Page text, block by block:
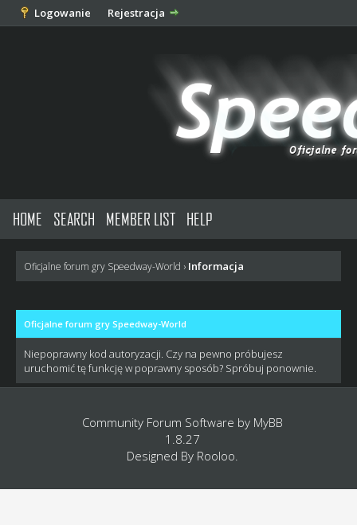
Logowanie Rejestracja
HOME SEARCH MEMBER LIST HELP
Oficjalne forum gry Speedway-World › Informacja
Oficjalne forum gry Speedway-World
Niepoprawny kod autoryzacji. Czy na pewno próbujesz
uruchomić tę funkcję w poprawny sposób? Spróbuj ponownie.
Community Forum Software by MyBB
1.8.27
Designed By Rooloo.